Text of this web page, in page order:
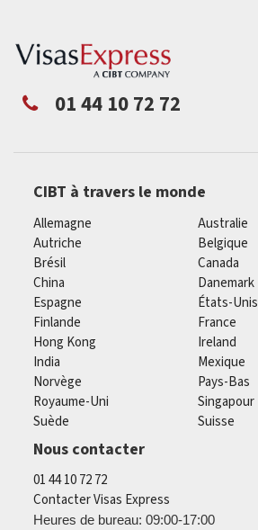
01 44 10 72 72
CIBT à travers le monde
Allemagne
Australie
Autriche
Belgique
Brésil
Canada
China
Danemark
Espagne
États-Unis
Finlande
France
Hong Kong
Ireland
India
Mexique
Norvège
Pays-Bas
Royaume-Uni
Singapour
Suède
Suisse
Nous contacter
01 44 10 72 72
Contacter Visas Express
Heures de bureau: 09:00-17:00